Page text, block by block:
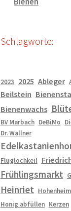
Schlagworte:
2023 2025 Ableger
Beilstein
Bienenwachs
BV Marbach DeBiMo
Dr. Wallner
Fluglochkeil
Frühlingsmarkt
Heinriet
Honig abfüllen Kerzen